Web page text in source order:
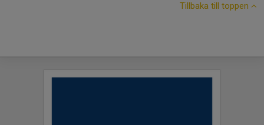
Tillbaka till toppen